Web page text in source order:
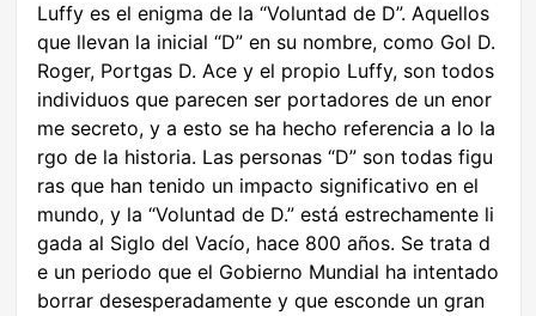
Luffy es el enigma de la “Voluntad de D”. Aquellos
que llevan la inicial “D” en su nombre, como Gol D.
Roger, Portgas D. Ace y el propio Luffy, son todos
individuos que parecen ser portadores de un enor
me secreto, y a esto se ha hecho referencia a lo la
rgo de la historia. Las personas “D” son todas figu
ras que han tenido un impacto significativo en el
mundo, y la “Voluntad de D.” está estrechamente li
gada al Siglo del Vacío, hace 800 años. Se trata d
e un periodo que el Gobierno Mundial ha intentado
borrar desesperadamente y que esconde un gran